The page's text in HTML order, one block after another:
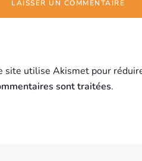
site utilise Akismet pour
sont traitées.